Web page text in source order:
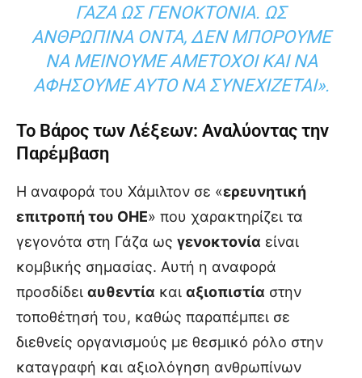
ΆΖΑ ΩΣ ΓΕΝΟΚΤΟΝΊΑ. ΩΣ Α
ΝΘΡΏΠΙΝΑ ΌΝΤΑ, ΔΕΝ ΜΠΟΡΟΎΜΕ Ν
Α ΜΕΊΝΟΥΜΕ ΑΜΈΤΟΧΟΙ ΚΑΙ ΝΑ Α
ΦΉΣΟΥΜΕ ΑΥΤΌ ΝΑ ΣΥΝΕΧΊΖΕΤΑΙ».
Το Βάρος των Λέξεων: Αναλύοντας την
Παρέμβαση
Η αναφορά του Χάμιλτον σε «ερευνητική
επιτροπή του ΟΗΕ» που χαρακτηρίζει τα
γεγονότα στη Γάζα ως γενοκτονία είναι
κομβικής σημασίας. Αυτή η αναφορά
προσδίδει αυθεντία και αξιοπιστία στην
τοποθέτησή του, καθώς παραπέμπει σε
διεθνείς οργανισμούς με θεσμικό ρόλο στην
καταγραφή και αξιολόγηση ανθρωπίνων